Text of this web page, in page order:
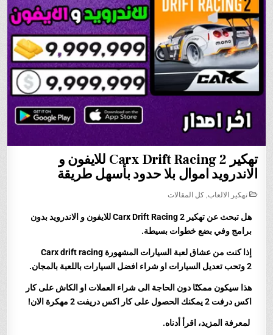
تهكير Carx Drift Racing 2 للايفون و
الاندرويد اموال بلا حدود بأسهل طريقة
POSTED
IN
تهكير الالعاب ,كل المقالات
هل تبحث عن تهكير Carx Drift Racing 2
للايفون و الاندرويد بدون
برامج وفي بضع خطوات بسيطة.
إذا كنت من عشاق لعبة السيارات المشهورةCarx drift racing
2وتحب تعديل السيارات او شراء افضل السيارات باللعبةبالمجان.
هذا سيكون ممكنًا دون الحاجة الى شراء العملات او الكاش على كار
اكس درفت 2 يمكنك الحصول على كار اكس دريفت 2 مهكرة الان!
لمعرفة المزيد، اقرأ أدناه.